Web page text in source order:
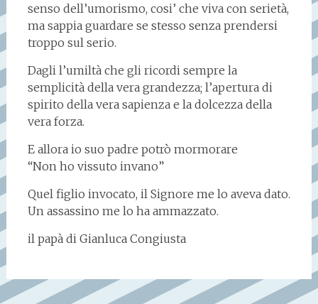
senso dell’umorismo, cosi’ che viva con serietà,
ma sappia guardare se stesso senza prendersi
troppo sul serio.
Dagli l’umiltà che gli ricordi sempre la
semplicità della vera grandezza; l’apertura di
spirito della vera sapienza e la dolcezza della
vera forza.
E allora io suo padre potrò mormorare
“Non ho vissuto invano”
Quel figlio invocato, il Signore me lo aveva dato.
Un assassino me lo ha ammazzato.
il papà di Gianluca Congiusta